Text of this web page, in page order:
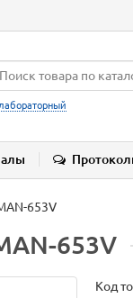
653V
653V
Код